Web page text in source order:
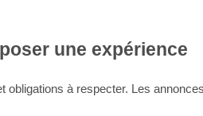
une expérience
à respecter. Les